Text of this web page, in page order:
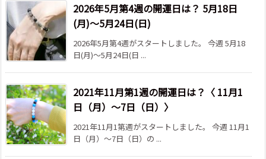
2026年5月第4週の開運日は？ 5月18日
(月)～5月24日(日)
2026年5月第4週がスタートしました。 今週 5月18
日(月)～5月24日(日 ...
2021年11月第1週の開運日は？〈 11月1
日（月）～7日（日）〉
2021年11月1第週がスタートしました。 今週 11月1
日（月）～7日（日）の ...